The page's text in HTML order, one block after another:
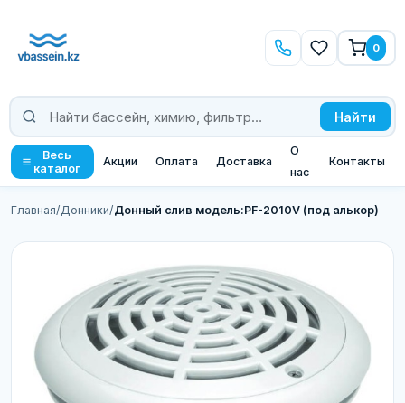
Найти
0
Весь
каталог
Акции Оплата Доставка
О
нас
Контакты
Главная/Донники/Донный слив модель:PF-2010V (под алькор)